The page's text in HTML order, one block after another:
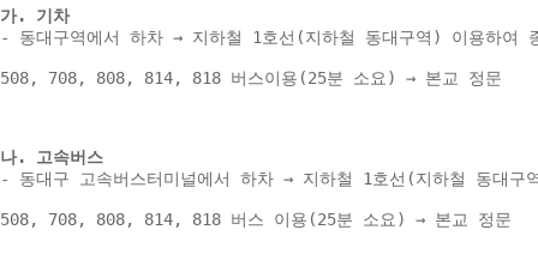
가. 기차
- 동대구역에서 하차 → 지하철 1호선(지하철 동대구역) 이용하
508, 708, 808, 814, 818 버스이용(25분 소요) → 본교 정문
나. 고속버스
- 동대구 고속버스터미널에서 하차 → 지하철 1호선(지하철 동대
508, 708, 808, 814, 818 버스 이용(25분 소요) → 본교 정문